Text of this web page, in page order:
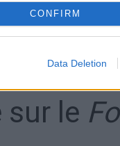
CONFIRM
Data Deletion
signé Alain
une piscine
polaires
la mer de
sur le